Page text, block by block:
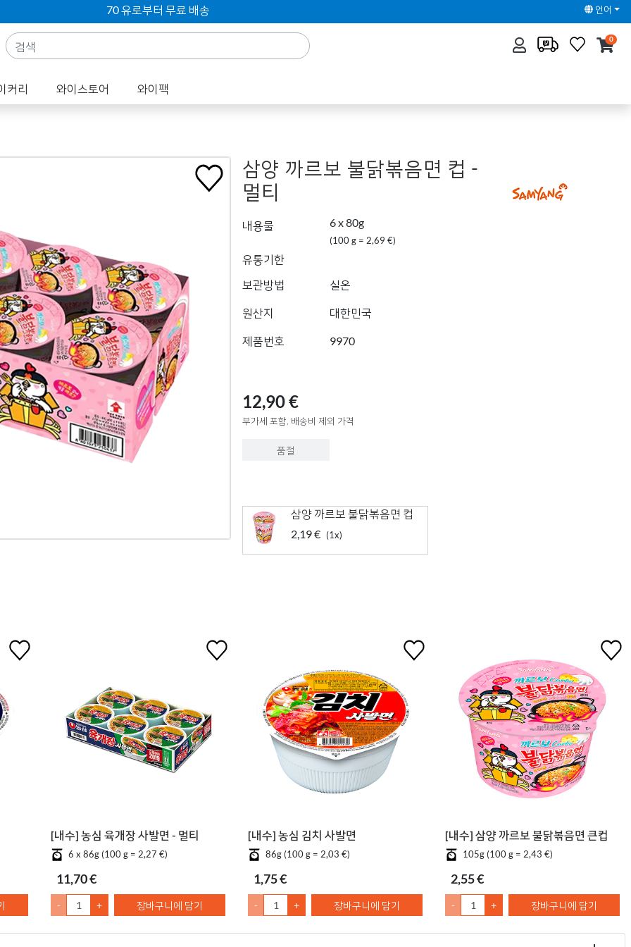
70 유로부터 무료 배송 언어
0
커리 와이스토어 와이팩
삼양 까르보 불닭볶음면 컵 -
멀티
내용물 6 x 80g
(100 g = 2,69 €)
유통기한
보관방법
실온
원산지 대한민국
제품번호 9970
12,90 €
부가세 포함, 배송비 제외 가격
품절
삼양 까르보 불닭볶음면 컵
2,19 € (1x)
[내수] 농심 육개장 사발면 - 멀티
6 x 86g (100 g = 2,27 €)
11,70 €
- + 장바구니에 담기
[내수] 농심 김치 사발면
86g (100 g = 2,03 €)
1,75 €
- + 장바구니에 담기
[내수] 삼양 까르보 불닭볶음면 큰컵
105g (100 g = 2,43 €)
2,55 €
- + 장바구니에 담기